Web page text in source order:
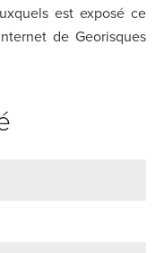
est exposé ce
de Georisques